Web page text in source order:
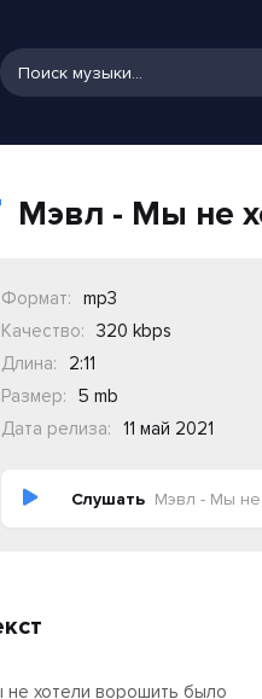
Мэвл - Мы не
Формат:
mp3
Качество:
320 kbps
Длина:
2:11
Размер:
5 mb
Дата релиза:
11 май 2021
Слушать Мэвл - Мы
хотели ворошить было